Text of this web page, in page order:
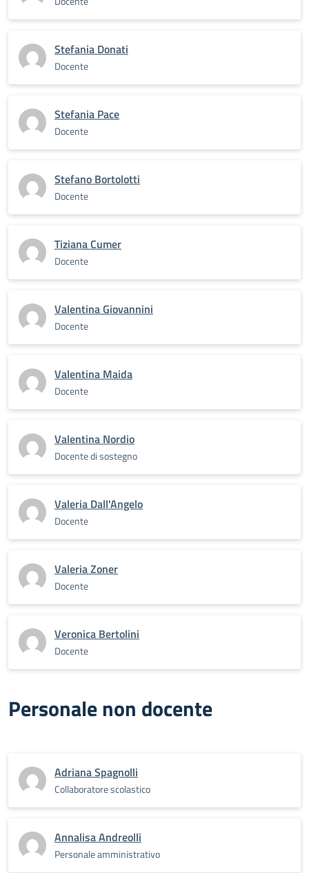
Stefania Donati
Docente
Stefania Pace
Docente
Stefano Bortolotti
Docente
Tiziana Cumer
Docente
Valentina Giovannini
Docente
Valentina Maida
Docente
Valentina Nordio
Docente di sostegno
Valeria Dall'Angelo
Docente
Valeria Zoner
Docente
Veronica Bertolini
Docente
Personale non docente
Adriana Spagnolli
Collaboratore scolastico
Annalisa Andreolli
Personale amministrativo